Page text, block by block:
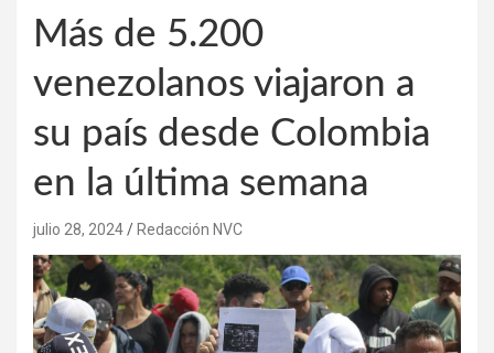
Más de 5.200
venezolanos viajaron a
su país desde Colombia
en la última semana
julio 28, 2024 Redacción NVC